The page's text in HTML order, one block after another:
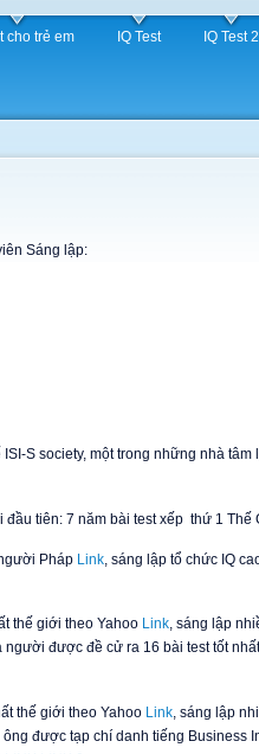
cho trẻ em IQ Test IQ Test 2
Sáng lập:
S society, một trong những nhà
tiên: 7 năm bài test xếp thứ 1
Pháp Link, sáng lập tổ chức IQ
thế giới theo Yahoo Link, sáng lập
được đề cử ra 16 bài test tốt
thế giới theo Yahoo Link , sáng lập
ông được tạp chí danh tiếng